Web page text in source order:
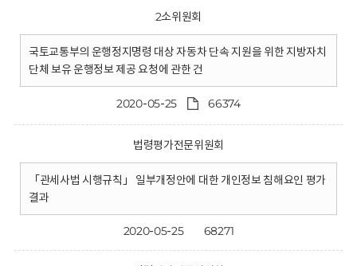
2소위원회
국토교통부의 운행정지명령 대상 자동차 단속 지원을 위한 지방자치
단체 보유 운행정보 제공 요청에 관한 건
2020-05-25 66374
법령평가전문위원회
「관세사법 시행규칙」 일부개정안에 대한 개인정보 침해요인 평가
결과
2020-05-25 68271